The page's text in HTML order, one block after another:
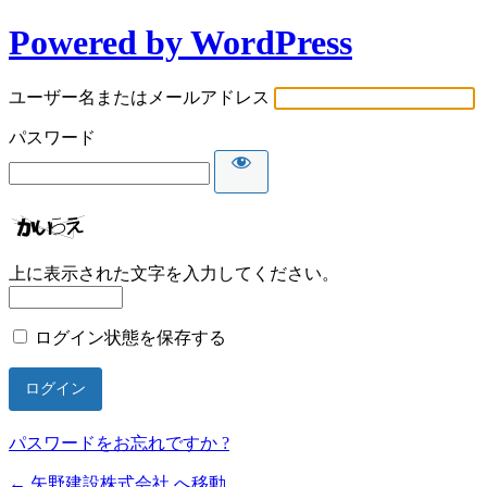
Powered by WordPress
ユーザー名またはメールアドレス
パスワード
上に表示された文字を入力してください。
ログイン状態を保存する
パスワードをお忘れですか ?
← 矢野建設株式会社 へ移動